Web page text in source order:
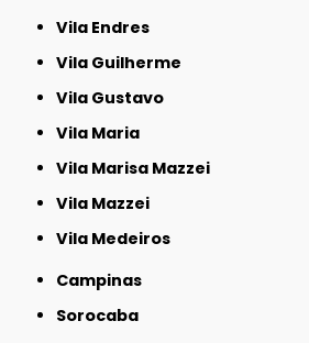
Vila Endres
Vila Guilherme
Vila Gustavo
Vila Maria
Vila Marisa Mazzei
Vila Mazzei
Vila Medeiros
Campinas
Sorocaba